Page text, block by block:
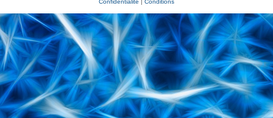
r
Confidentialité | Conditions